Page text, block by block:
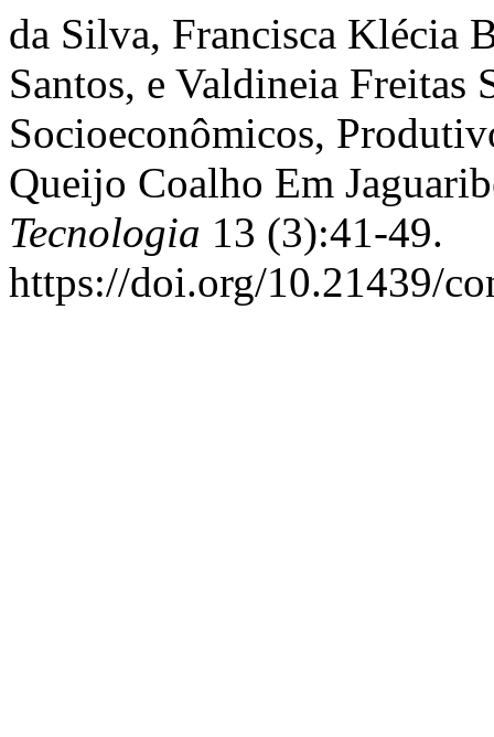
da Silva, Francisca Klécia
Santos, e Valdineia Freitas
Socioeconômicos,
Queijo Coalho Em
Tecnologia 13 (3):41-49.
https://doi.org/10.21439/